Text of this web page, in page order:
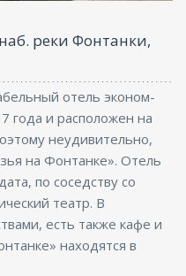
реки Фонтанки,
отель эконом-
года и расположен на
неудивительно,
на Фонтанке». Отель
по соседству со
театр. В
есть также кафе и
находятся в